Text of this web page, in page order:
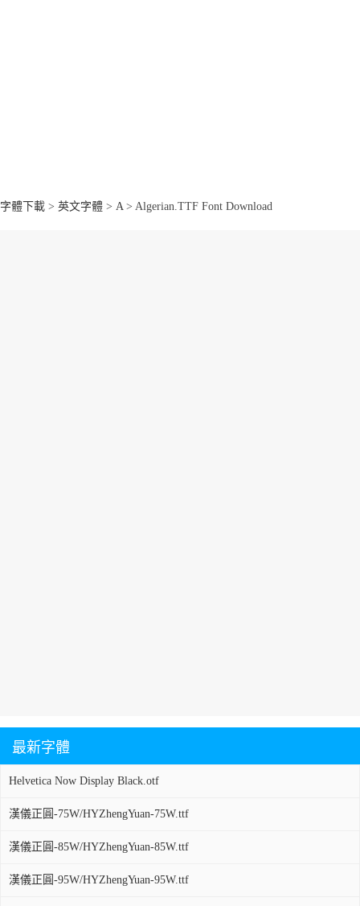
字體下載 > 英文字體 > A> Algerian.TTF Font Download
最新字體
Helvetica Now Display Black.otf
漢儀正圓-75W/HYZhengYuan-75W.ttf
漢儀正圓-85W/HYZhengYuan-85W.ttf
漢儀正圓-95W/HYZhengYuan-95W.ttf